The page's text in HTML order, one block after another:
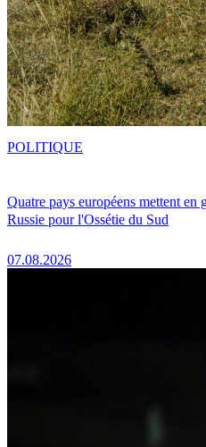
Quatre pays européens mettent en
Russie pour l'Ossétie du Sud
07.08.2026
POLITIQUE